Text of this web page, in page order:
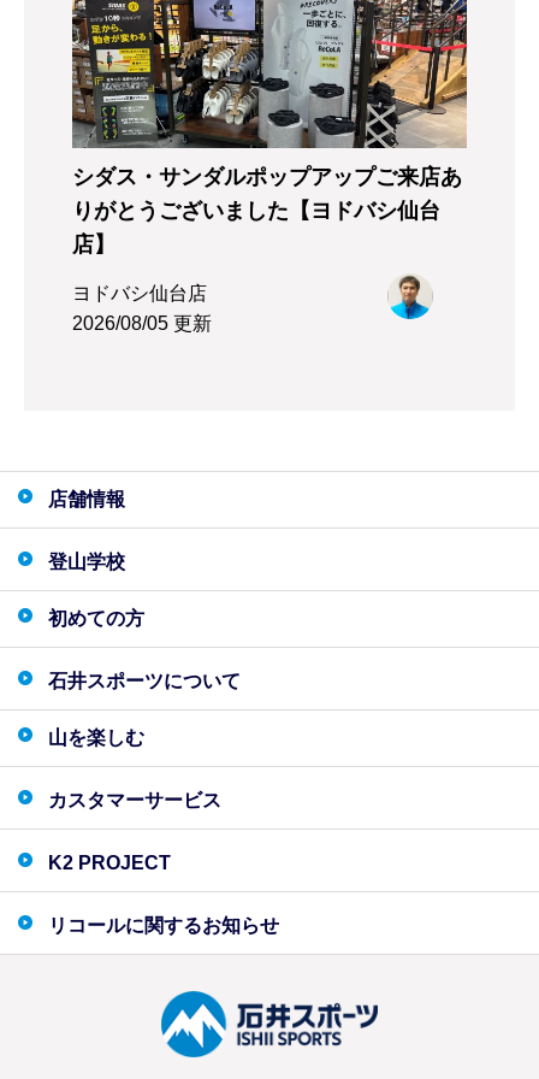
シダス・サンダルポップアップご来店あ
りがとうございました【ヨドバシ仙台
店】
ヨドバシ仙台店
2026/08/05 更新
店舗情報
登山学校
初めての方
石井スポーツについて
山を楽しむ
カスタマーサービス
K2 PROJECT
リコールに関するお知らせ